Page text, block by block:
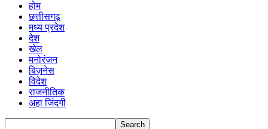
होम
छत्तीसगढ़
मध्य प्रदेश
देश
खेल
मनोरंजन
बिज़नेस
विदेश
राजनीतिक
अहा जिंदगी